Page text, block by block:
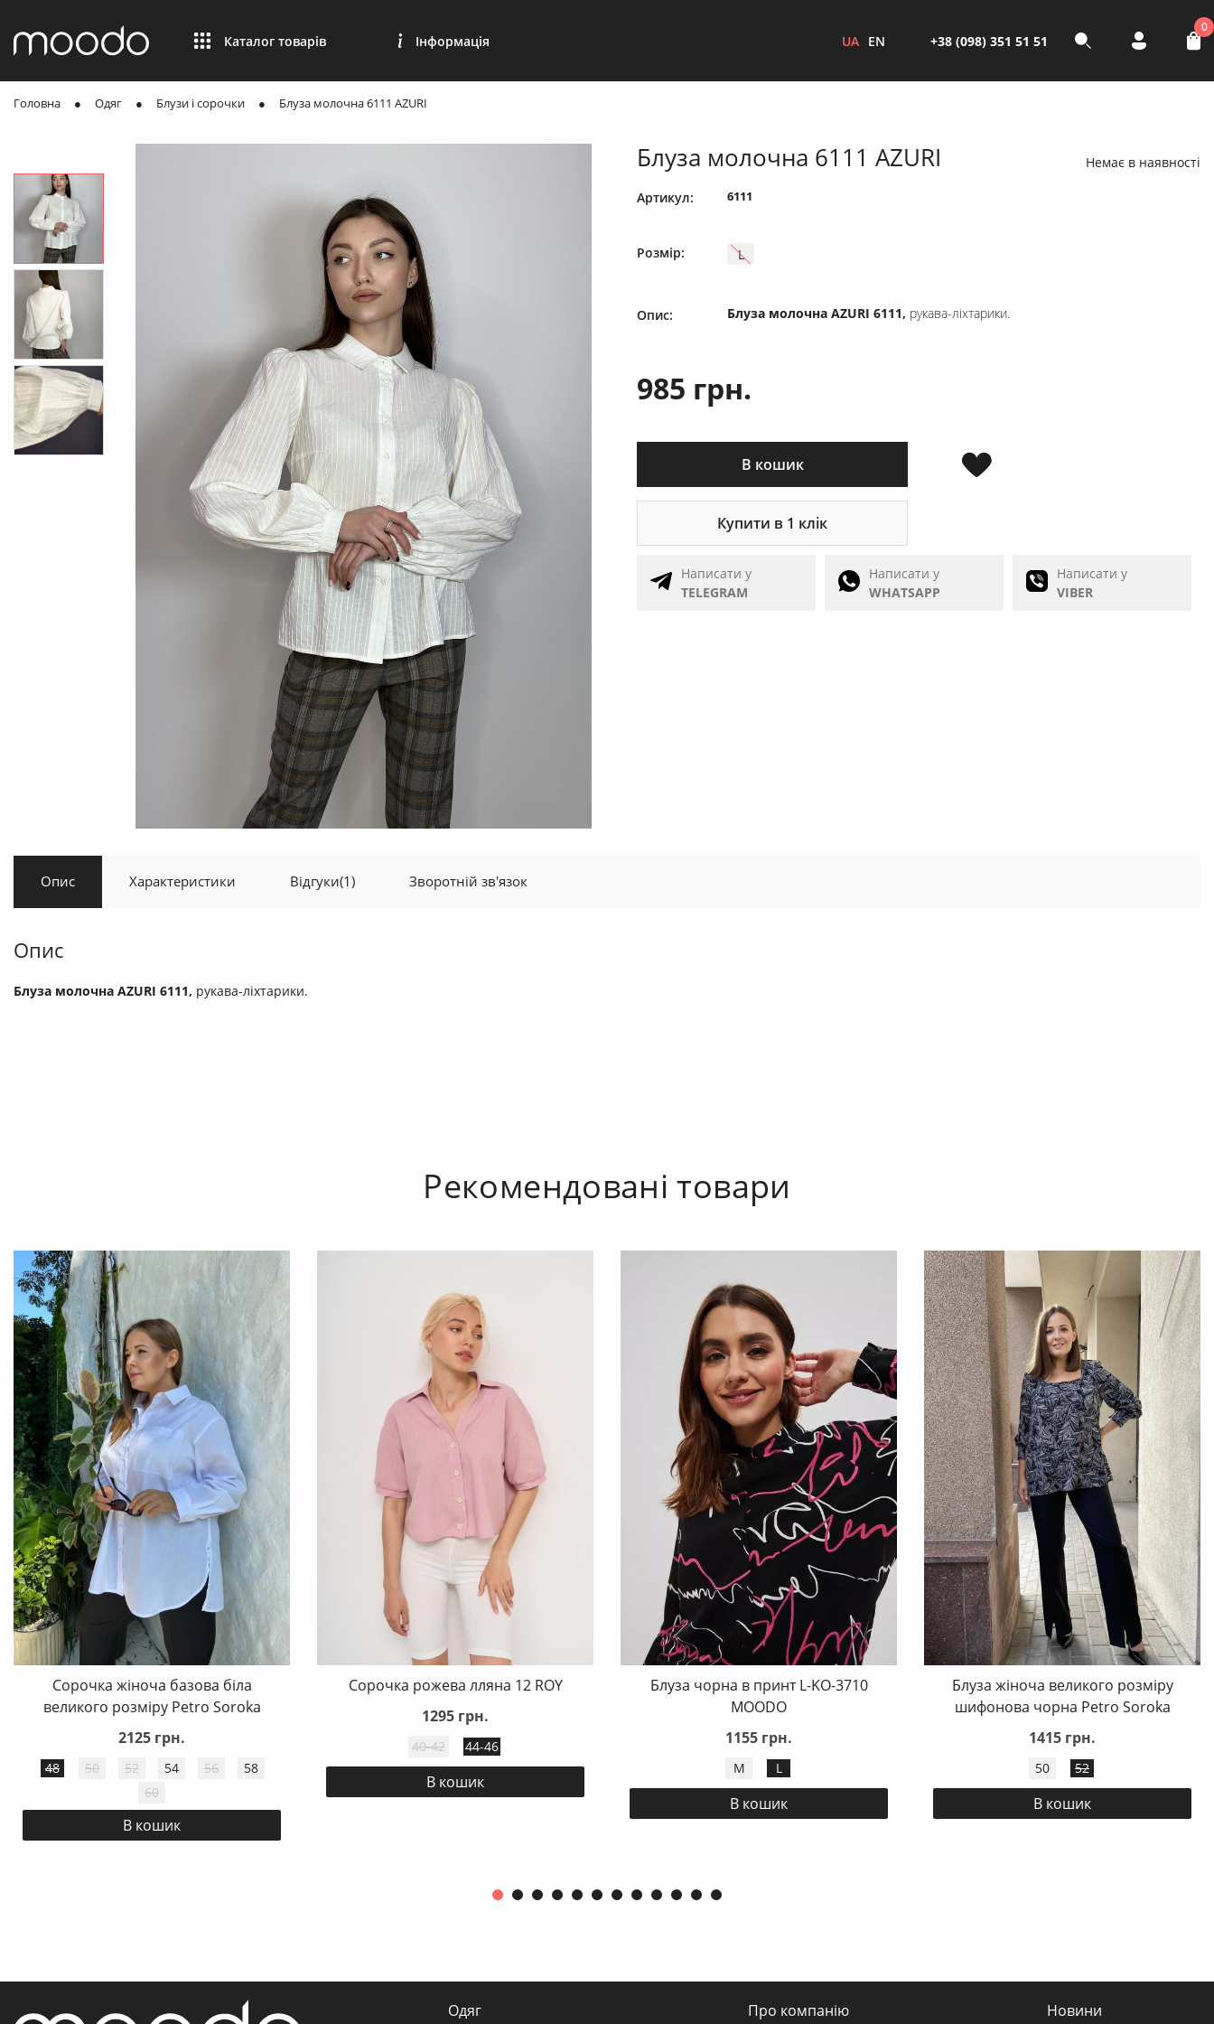
Каталог товарів Інформація UA EN +38 (098) 351 51 51
0
Головна Одяг Блузи і сорочки Блуза молочна 6111 AZURI
Блуза молочна 6111 AZURI Немає в наявності
Артикул: 6111
Розмір: L
Опис: Блуза молочна AZURI 6111, рукава-ліхтарики.
985 грн.
В кошик
Купити в 1 клік
Написати у
TELEGRAM
Написати у
WHATSAPP
Написати у
VIBER
Опис Характеристики Відгуки(1) Зворотній зв'язок
Опис
Блуза молочна AZURI 6111, рукава-ліхтарики.
Рекомендовані товари
Сорочка жіноча базова біла
великого розміру Petro Soroka
2125 грн.
48 50 52 54 56
58
60
В кошик
Сорочка рожева лляна 12 ROY
1295 грн.
40-42 44-46
В кошик
Блуза чорна в принт L-KO-3710
MOODO
1155 грн.
M L
В кошик
Блуза жіноча великого розміру
шифонова чорна Petro Soroka
1415 грн.
50 52
В кошик
Одяг Про компанію Новини